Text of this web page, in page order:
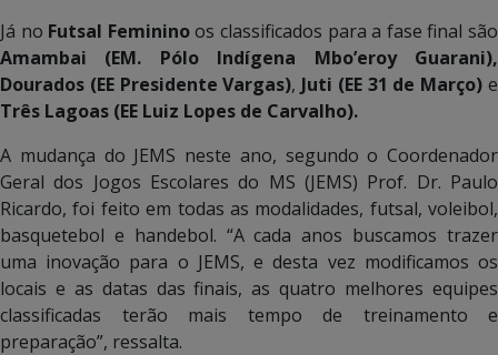
Já no Futsal Femininoos classificados para a fase final são
Amambai (EM. Pólo Indígena Mbo’eroy
Guarani),
Dourados (EE Presidente Vargas), Juti (EE 31 de Março) e
Três Lagoas (EE Luiz Lopes de Carvalho).
A mudança do JEMS neste ano, segundo o Coordenador
Geral dos Jogos Escolares do MS (JEMS) Prof. Dr. Paulo
Ricardo, foi feito em todas as modalidades, futsal, voleibol,
basquetebol e handebol. “A cada anos buscamos trazer
uma inovação para o JEMS, e desta vez modificamos os
locais e as datas das finais, as quatro melhores equipes
classificadas terão mais tempo de treinamento e
preparação”, ressalta.